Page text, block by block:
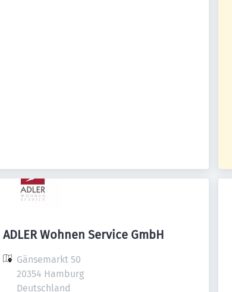
ADLER Wohnen Service GmbH
Gänsemarkt 50
20354 Hamburg
Deutschland